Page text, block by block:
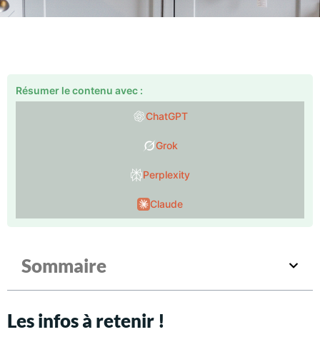
Résumer le contenu avec :
ChatGPT
Grok
Perplexity
Claude
Sommaire
Les infos à retenir !